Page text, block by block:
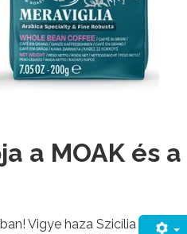
a MOAK és a
Vigye haza Szicília